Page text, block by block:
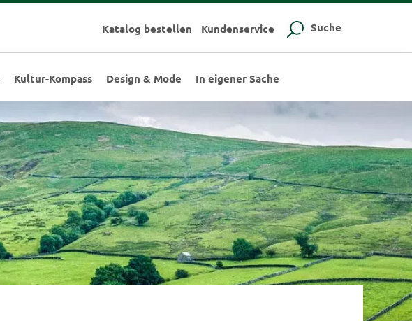
Katalog bestellen Kundenservice Suche
Kultur-Kompass Design & Mode In eigener Sache